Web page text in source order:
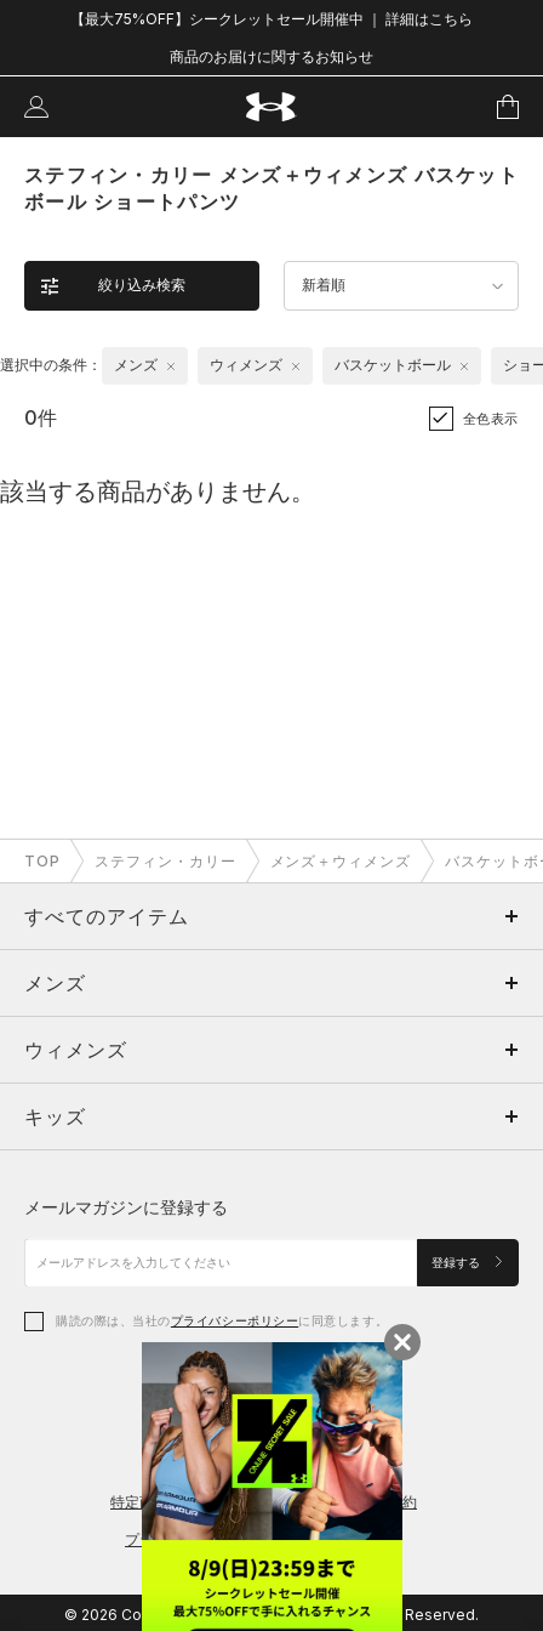
【最大75%OFF】シークレットセール開催中 ｜ 詳細はこちら
商品のお届けに関するお知らせ
ステフィン・カリー メンズ＋ウィメンズ バスケット
ボール ショートパンツ
絞り込み検索 新着順
選択中の条件： メンズ ウィメンズ バスケットボール ショ
0件 全色表示
該当する商品がありません。
TOP ステフィン・カリー メンズ＋ウィメンズ バスケットボ
すべてのアイテム
メンズ
ウィメンズ
キッズ
アクセサリー
メンズ
トップス
ボトムス
アクセサリー
ウィメンズ
トップス
シューズ
アクセサリー
レギンス＆タイツ
キッズ
シューズ
メールマガジンに登録する
登録する
購読の際は、当社のプライバシーポリシーに同意します。
特定商取引法に基づく通販の表記 会員規約
プライバシーポリシー
© 2026 Copyright DOME Corporation. All Rights Reserved.